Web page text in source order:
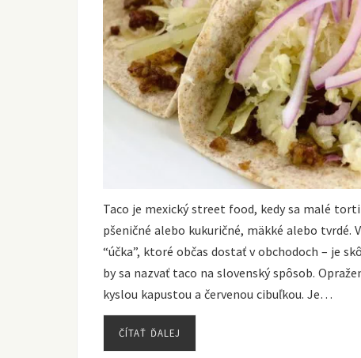
Taco je mexický street food, kedy sa malé
pšeničné alebo kukuričné, mäkké alebo
“účka”, ktoré občas dostať v obchodoch – je
by sa nazvať taco na slovenský spôsob.
kyslou kapustou a červenou cibuľkou. Je…
ČÍTAŤ ĎALEJ